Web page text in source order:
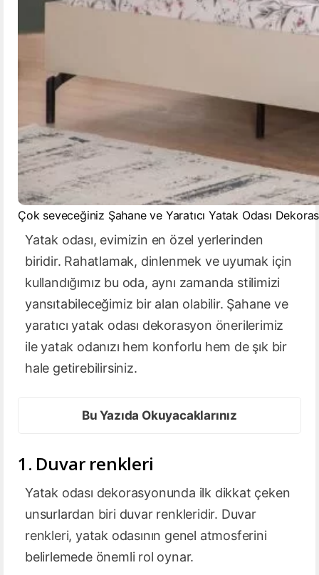
Çok seveceğiniz Şahane ve Yaratıcı Yatak Odası
Yatak odası, evimizin en özel yerlerinden
biridir. Rahatlamak, dinlenmek ve uyumak için
kullandığımız bu oda, aynı zamanda stilimizi
yansıtabileceğimiz bir alan olabilir. Şahane ve
yaratıcı yatak odası dekorasyon önerilerimiz
ile yatak odanızı hem konforlu hem de şık bir
hale getirebilirsiniz.
Bu Yazıda Okuyacaklarınız
1. Duvar renkleri
Yatak odası dekorasyonunda ilk dikkat çeken
unsurlardan biri duvar renkleridir. Duvar
renkleri, yatak odasının genel atmosferini
belirlemede önemli rol oynar.